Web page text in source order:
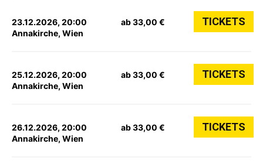
23.12.2026, 20:00
Annakirche, Wien
ab 33,00 € TICKETS
25.12.2026, 20:00
Annakirche, Wien
ab 33,00 € TICKETS
26.12.2026, 20:00
Annakirche, Wien
ab 33,00 € TICKETS